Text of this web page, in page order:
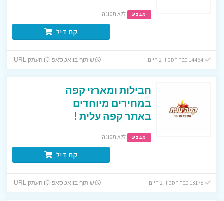
מבצע ללא תפוגה
קח דיל
14464 כבר חסכו! 2 היום שיתוף בוואטסאפ העתק URL
חבילות ומארזי קפה
במחירים מיוחדים
באתר קפה עלית !
מבצע ללא תפוגה
קח דיל
13178 כבר חסכו! 2 היום שיתוף בוואטסאפ העתק URL